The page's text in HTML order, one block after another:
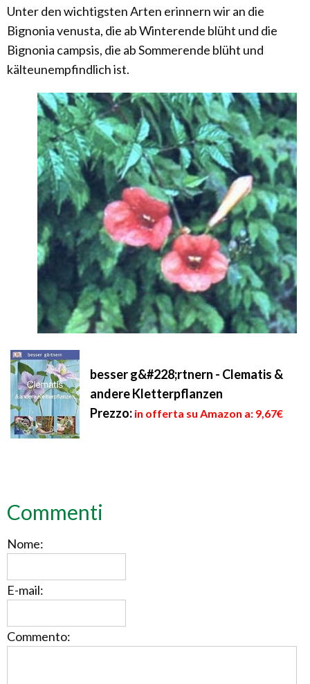
Unter den wichtigsten Arten erinnern wir an die
Bignonia venusta, die ab Winterende blüht und die
Bignonia campsis, die ab Sommerende blüht und
kälteunempfindlich ist.
besser g&#228;rtnern - Clematis &
andere Kletterpflanzen
Prezzo: in offerta su Amazon a: 9,67€
Commenti
Nome:
E-mail:
Commento: